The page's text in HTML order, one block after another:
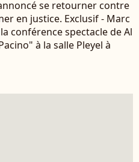
se retourner contre
en justice. Exclusif - Marc
conférence spectacle de Al
à la salle Pleyel à